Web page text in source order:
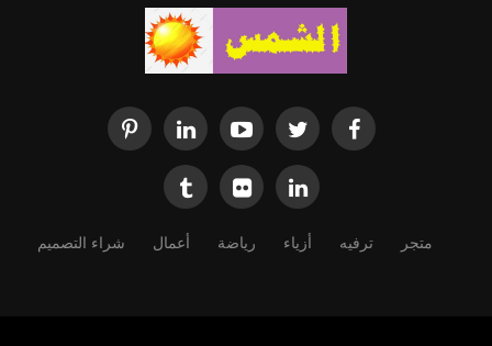
متجر ترفيه أزياء رياضة أعمال شراء التصميم